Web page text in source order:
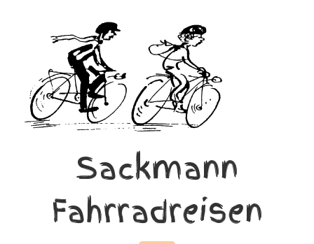
Sackmann
Fahrradreisen